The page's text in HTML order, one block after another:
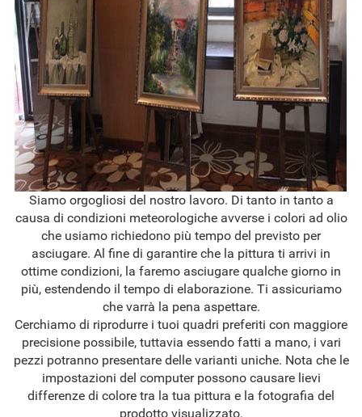
Siamo orgogliosi del nostro lavoro. Di tanto in tanto a
causa di condizioni meteorologiche avverse i colori ad olio
che usiamo richiedono più tempo del previsto per
asciugare. Al fine di garantire che la pittura ti arrivi in
ottime condizioni, la faremo asciugare qualche giorno in
più, estendendo il tempo di elaborazione. Ti assicuriamo
che varrà la pena aspettare.
Cerchiamo di riprodurre i tuoi quadri preferiti con maggiore
precisione possibile, tuttavia essendo fatti a mano, i vari
pezzi potranno presentare delle varianti uniche. Nota che le
impostazioni del computer possono causare lievi
differenze di colore tra la tua pittura e la fotografia del
prodotto visualizzato.